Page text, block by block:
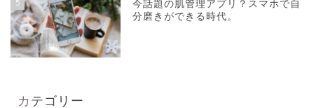
5
今話題の肌管理アプリ？スマホで自
分磨きができる時代。
カテゴリー